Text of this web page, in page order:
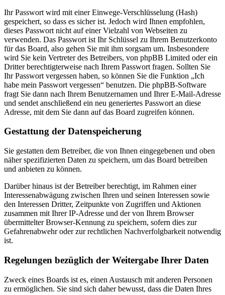
Ihr Passwort wird mit einer Einwege-Verschlüsselung (Hash)
gespeichert, so dass es sicher ist. Jedoch wird Ihnen empfohlen,
dieses Passwort nicht auf einer Vielzahl von Webseiten zu
verwenden. Das Passwort ist Ihr Schlüssel zu Ihrem Benutzerkonto
für das Board, also gehen Sie mit ihm sorgsam um. Insbesondere
wird Sie kein Vertreter des Betreibers, von phpBB Limited oder ein
Dritter berechtigterweise nach Ihrem Passwort fragen. Sollten Sie
Ihr Passwort vergessen haben, so können Sie die Funktion „Ich
habe mein Passwort vergessen“ benutzen. Die phpBB-Software
fragt Sie dann nach Ihrem Benutzernamen und Ihrer E-Mail-Adresse
und sendet anschließend ein neu generiertes Passwort an diese
Adresse, mit dem Sie dann auf das Board zugreifen können.
Gestattung der Datenspeicherung
Sie gestatten dem Betreiber, die von Ihnen eingegebenen und oben
näher spezifizierten Daten zu speichern, um das Board betreiben
und anbieten zu können.
Darüber hinaus ist der Betreiber berechtigt, im Rahmen einer
Interessenabwägung zwischen Ihren und seinen Interessen sowie
den Interessen Dritter, Zeitpunkte von Zugriffen und Aktionen
zusammen mit Ihrer IP-Adresse und der von Ihrem Browser
übermittelter Browser-Kennung zu speichern, sofern dies zur
Gefahrenabwehr oder zur rechtlichen Nachverfolgbarkeit notwendig
ist.
Regelungen bezüglich der Weitergabe Ihrer Daten
Zweck eines Boards ist es, einen Austausch mit anderen Personen
zu ermöglichen. Sie sind sich daher bewusst, dass die Daten Ihres